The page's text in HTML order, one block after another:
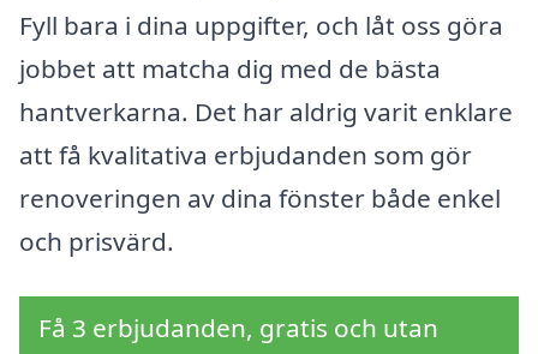
Fyll bara i dina uppgifter, och låt oss göra
jobbet att matcha dig med de bästa
hantverkarna. Det har aldrig varit enklare
att få kvalitativa erbjudanden som gör
renoveringen av dina fönster både enkel
och prisvärd.
Få 3 erbjudanden, gratis och utan